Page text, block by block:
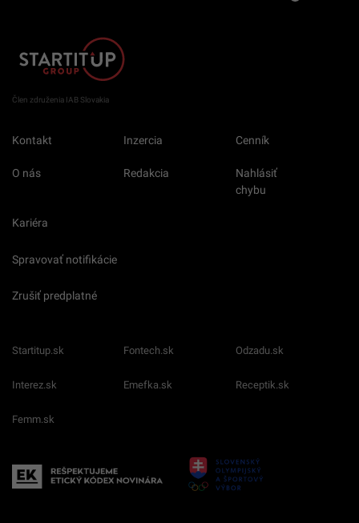
Člen združenia IAB Slovakia
Kontakt Inzercia Cenník
O nás Redakcia
Nahlásiť
chybu
Kariéra
Spravovať notifikácie
Zrušiť predplatné
Startitup.sk Fontech.sk Odzadu.sk
Interez.sk Emefka.sk Receptik.sk
Femm.sk